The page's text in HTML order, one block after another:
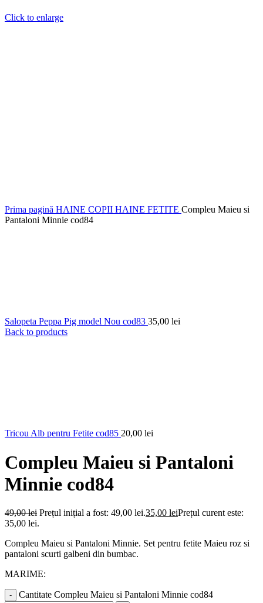
Click to enlarge
Prima pagină HAINE COPII HAINE FETITE Compleu Maieu si
Pantaloni Minnie cod84
Salopeta Peppa Pig model Nou cod83 35,00 lei
Back to products
Tricou Alb pentru Fetite cod85 20,00 lei
Compleu Maieu si Pantaloni
Minnie cod84
49,00lei Prețul inițial a fost: 49,00 lei.35,00 leiPrețul curent este:
35,00 lei.
Compleu Maieu si Pantaloni Minnie. Set pentru fetite Maieu roz si
pantaloni scurti galbeni din bumbac.
MARIME:
Cantitate Compleu Maieu si Pantaloni Minnie cod84